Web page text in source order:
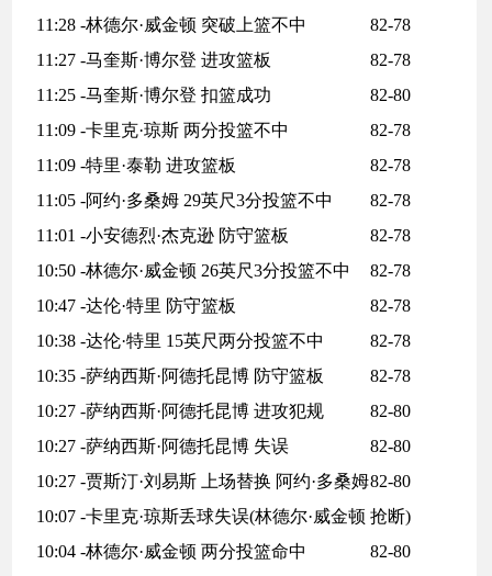
11:28 -林德尔·威金顿 突破上篮不中
82-78
11:27 -马奎斯·博尔登 进攻篮板
82-78
11:25 -马奎斯·博尔登 扣篮成功
82-80
11:09 -卡里克·琼斯 两分投篮不中
82-78
11:09 -特里·泰勒 进攻篮板
82-78
11:05 -阿约·多桑姆 29英尺3分投篮不中
82-78
11:01 -小安德烈·杰克逊 防守篮板
82-78
10:50 -林德尔·威金顿 26英尺3分投篮不中
82-78
10:47 -达伦·特里 防守篮板
82-78
10:38 -达伦·特里 15英尺两分投篮不中
82-78
10:35 -萨纳西斯·阿德托昆博 防守篮板
82-78
10:27 -萨纳西斯·阿德托昆博 进攻犯规
82-80
10:27 -萨纳西斯·阿德托昆博 失误
82-80
10:27 -贾斯汀·刘易斯 上场替换 阿约·多桑姆82-80
10:07 -卡里克·琼斯丢球失误(林德尔·威金顿 抢断)
82-80
10:04 -林德尔·威金顿 两分投篮命中